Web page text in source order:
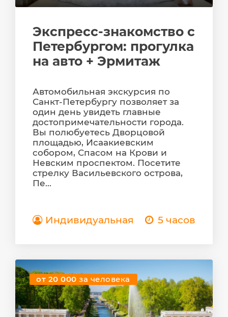
Экспресс-знакомство с
Петербургом: прогулка
на авто + Эрмитаж
Автомобильная экскурсия по
Санкт-Петербургу позволяет за
один день увидеть главные
достопримечательности города.
Вы полюбуетесь Дворцовой
площадью, Исаакиевским
собором, Спасом на Крови и
Невским проспектом. Посетите
стрелку Васильевского острова,
Пе...
Индивидуальная 5 часов
от 20 000за человека